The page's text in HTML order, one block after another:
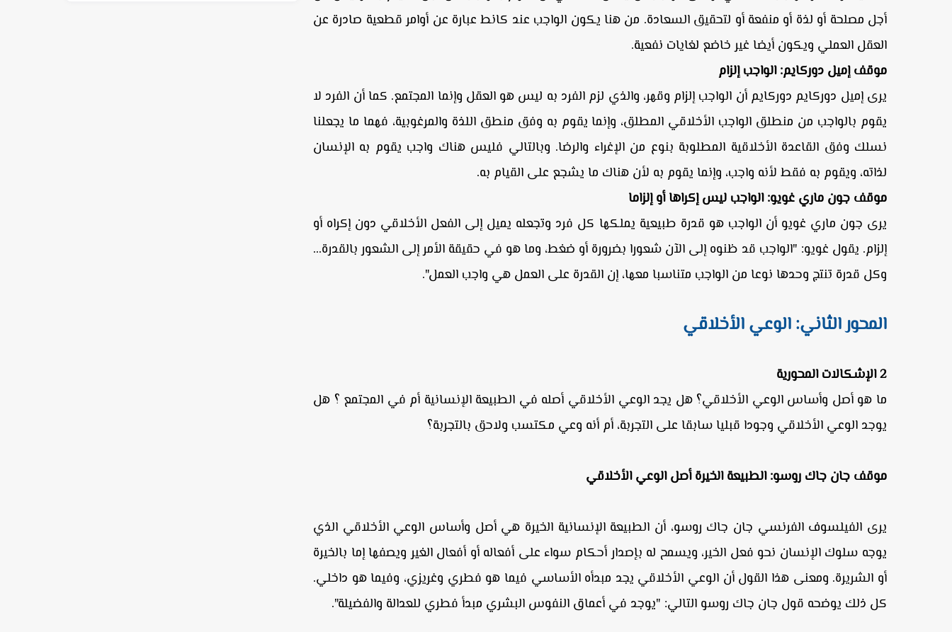
أجل مصلحة أو لذة أو منفعة أو لتحقيق السعادة. من هنا يكون الواجب عند كانط عبارة عن أوامر قطعية صادرة عن
العقل العملي ويكون أيضا غير خاضع لغايات نفعية.
موقف إميل دوركايم: الواجب إلزام
يرى إميل دوركايم دوركايم أن الواجب إلزام وقهر، والذي لزم الفرد به ليس هو العقل وإنما المجتمع. كما أن الفرد لا
يقوم بالواجب من منطلق الواجب الأخلاقي المطلق، وإنما يقوم به وفق منطق اللذة والمرغوبية، فهما ما يجعلنا
نسلك وفق القاعدة الأخلاقية المطلوبة بنوع من الإغراء والرضا. وبالتالي فليس هناك واجب يقوم به الإنسان
لذاته، ويقوم به فقط لأنه واجب، وإنما يقوم به لأن هناك ما يشجع على القيام به.
موقف جون ماري غويو: الواجب ليس إكراها أو إلزاما
يرى جون ماري غويو أن الواجب هو قدرة طبيعية يملكها كل فرد وتجعله يميل إلى الفعل الأخلاقي دون إكراه أو
إلزام. يقول غويو: "الواجب قد ظنوه إلى الآن شعورا بضرورة أو ضغط، وما هو في حقيقة الأمر إلى الشعور بالقدرة...
وكل قدرة تنتج وحدها نوعا من الواجب متناسبا معها، إن القدرة على العمل هي واجب العمل".
المحور الثاني: الوعي الأخلاقي
2 الإشكالات المحورية
ما هو أصل وأساس الوعي الأخلاقي؟ هل يجد الوعي الأخلاقي أصله في الطبيعة الإنسانية أم في المجتمع ؟ هل
يوجد الوعي الأخلاقي وجودا قبليا سابقا على التجربة، أم أنه وعي مكتسب ولاحق بالتجربة؟
موقف جان جاك روسو: الطبيعة الخيرة أصل الوعي الأخلاقي
يرى الفيلسوف الفرنسي جان جاك روسو، أن الطبيعة الإنسانية الخيرة هي أصل وأساس الوعي الأخلاقي الذي
يوجه سلوك الإنسان نحو فعل الخير، ويسمح له بإصدار أحكام سواء على أفعاله أو أفعال الغير ويصفها إما بالخيرة
أو الشريرة. ومعنى هذا القول أن الوعي الأخلاقي يجد مبدأه الأساسي فيما هو فطري وغريزي، وفيما هو داخلي.
كل ذلك يوضحه قول جان جاك روسو التالي: "يوجد في أعماق النفوس البشري مبدأ فطري للعدالة والفضيلة".